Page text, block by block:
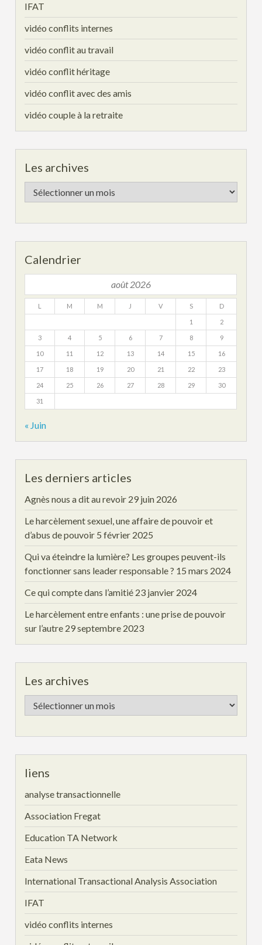
IFAT
vidéo conflits internes
vidéo conflit au travail
vidéo conflit héritage
vidéo conflit avec des amis
vidéo couple à la retraite
Les archives
Les
archives
Calendrier
août 2026
L M M J V S D
1 2
3 4 5 6 7 8 9
10 11 12 13 14 15 16
17 18 19 20 21 22 23
24 25 26 27 28 29 30
31
« Juin
Les derniers articles
Agnès nous a dit au revoir 29 juin 2026
Le harcèlement sexuel, une affaire de pouvoir et
d’abus de pouvoir 5 février 2025
Qui va éteindre la lumière? Les groupes peuvent-ils
fonctionner sans leader responsable ? 15 mars 2024
Ce qui compte dans l’amitié 23 janvier 2024
Le harcèlement entre enfants : une prise de pouvoir
sur l’autre 29 septembre 2023
Les archives
Les
archives
liens
analyse transactionnelle
Association Fregat
Education TA Network
Eata News
International Transactional Analysis Association
IFAT
vidéo conflits internes